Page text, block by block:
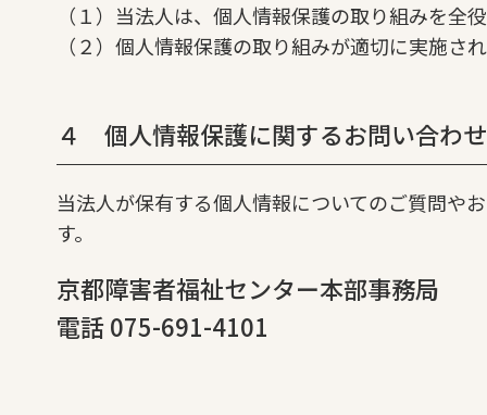
（１）当法人は、個人情報保護の取り組みを
（２）個人情報保護の取り組みが適切に実施
４ 個人情報保護に関するお問い合わ
当法人が保有する個人情報についてのご質問や
す。
京都障害者福祉センター本部事務局
電話 075-691-4101